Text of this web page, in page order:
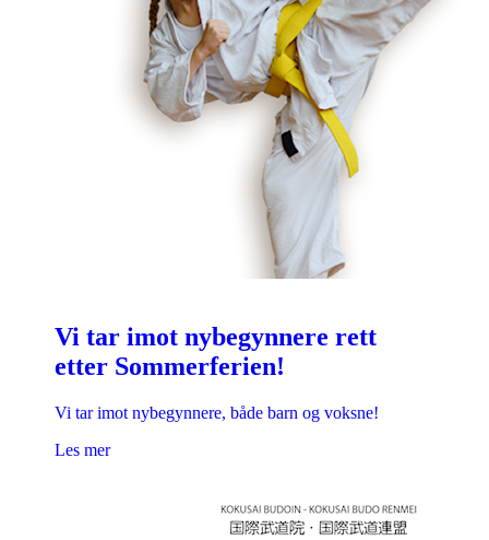
Vi tar imot nybegynnere rett
etter Sommerferien!
Vi tar imot nybegynnere, både barn og voksne!
Les mer